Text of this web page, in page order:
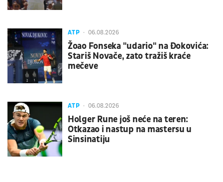
ATP 06.08.2026
Žoao Fonseka "udario" na Đokovića:
Stariš Novače, zato tražiš kraće
mečeve
ATP 06.08.2026
Holger Rune još neće na teren:
Otkazao i nastup na mastersu u
Sinsinatiju